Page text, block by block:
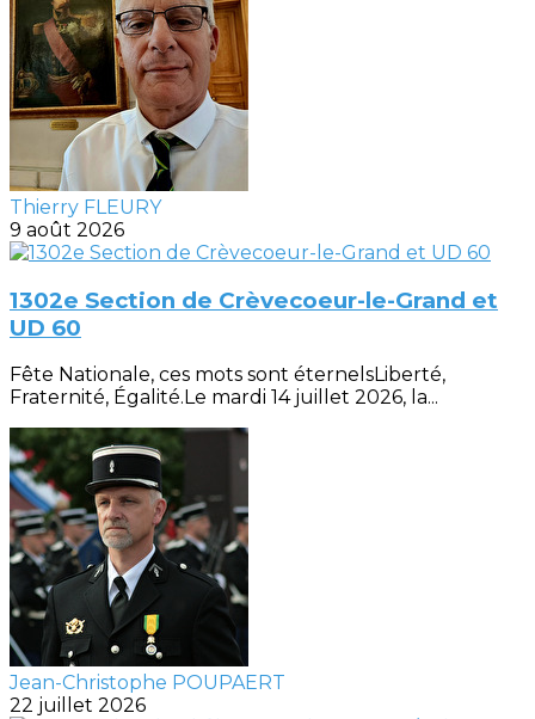
Thierry FLEURY
9 août 2026
1302e Section de Crèvecoeur-le-Grand et
UD 60
Fête Nationale, ces mots sont éternelsLiberté,
Fraternité, Égalité.Le mardi 14 juillet 2026, la...
Jean-Christophe POUPAERT
22 juillet 2026